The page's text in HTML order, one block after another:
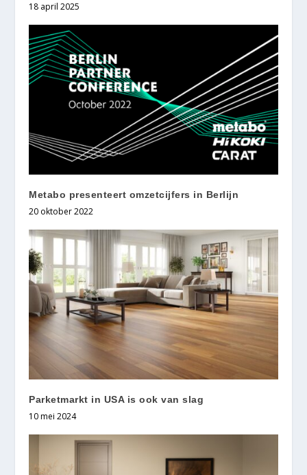
18 april 2025
Metabo presenteert omzetcijfers in Berlijn
20 oktober 2022
Parketmarkt in USA is ook van slag
10 mei 2024